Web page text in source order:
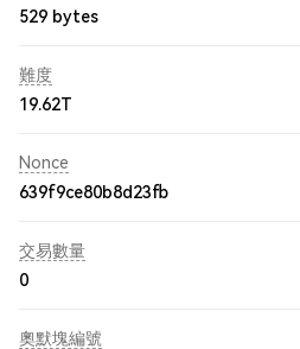
529 bytes
難度
19.62T
Nonce
639f9ce80b8d23fb
交易數量
0
奧默塊編號